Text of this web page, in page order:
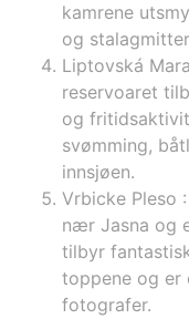
kamrene
og
Liptovská
reservoaret
og
svømming,
innsjøen.
Vrbicke Pleso
nær Jasna og
tilbyr
toppene og er
fotografer.